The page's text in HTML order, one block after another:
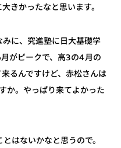
きかったなと思います。
みに、究進塾に日大基礎学
がピークで、高3の4月の
るんですけど、赤松さんは
か。やっぱり来てよかった
はないかなと思うので。